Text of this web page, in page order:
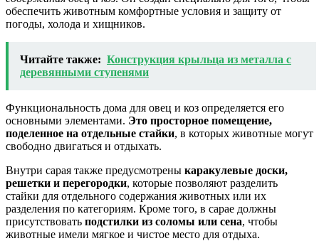
обеспечить животным комфортные условия и защиту от
погоды, холода и хищников.
Читайте также: Конструкция крыльца из металла с
деревянными ступенями
Функциональность дома для овец и коз определяется его
основными элементами. Это просторное помещение,
поделенное на отдельные стайки, в которых животные могут
свободно двигаться и отдыхать.
Внутри сарая также предусмотрены каракулевые доски,
решетки и перегородки, которые позволяют разделить
стайки для отдельного содержания животных или их
разделения по категориям. Кроме того, в сарае должны
присутствовать подстилки из соломы или сена, чтобы
животные имели мягкое и чистое место для отдыха.